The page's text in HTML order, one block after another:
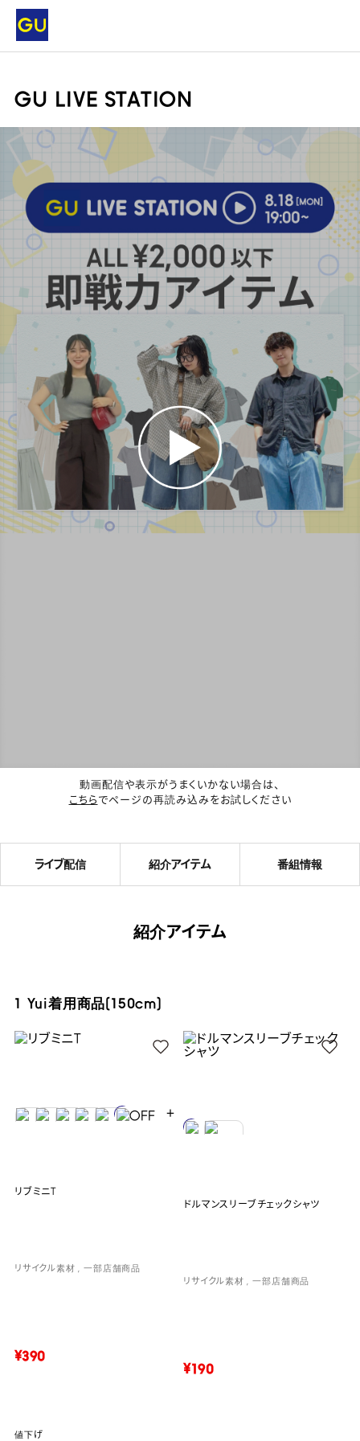
GU LIVE STATION
動画配信や表示がうまくいかない場合は、
こちらでページの再読み込みをお試しください
ライブ配信 紹介アイテム 番組情報
紹介アイテム
1 Yui着用商品(150cm)
＋
リブミニT
リサイクル素材 一部店舗商品
¥390
値下げ
ドルマンスリーブチェックシャツ
リサイクル素材 一部店舗商品
¥190